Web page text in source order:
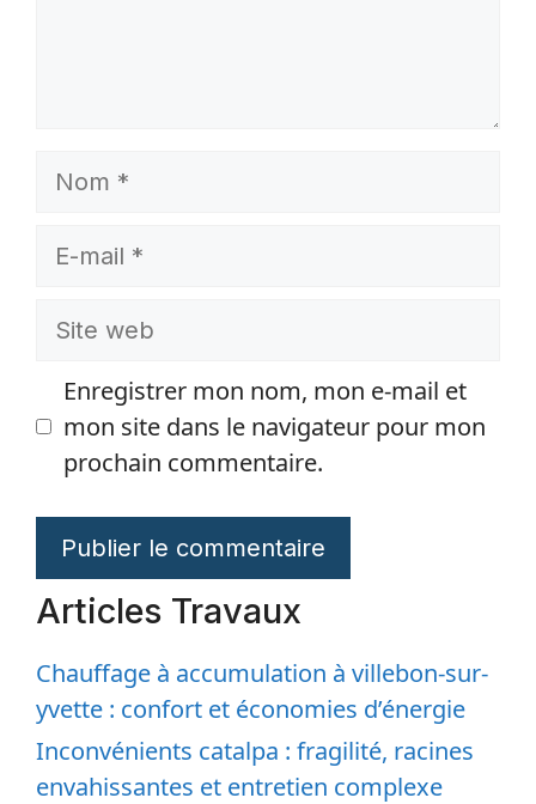
Nom
E-
Site
Enregistrer mon nom, mon e-mail et
mon site dans le navigateur pour mon
prochain commentaire.
Articles Travaux
Chauffage à accumulation à villebon-sur-
yvette : confort et économies d’énergie
Inconvénients catalpa : fragilité, racines
envahissantes et entretien complexe